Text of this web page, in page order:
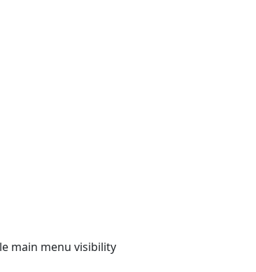
main menu visibility